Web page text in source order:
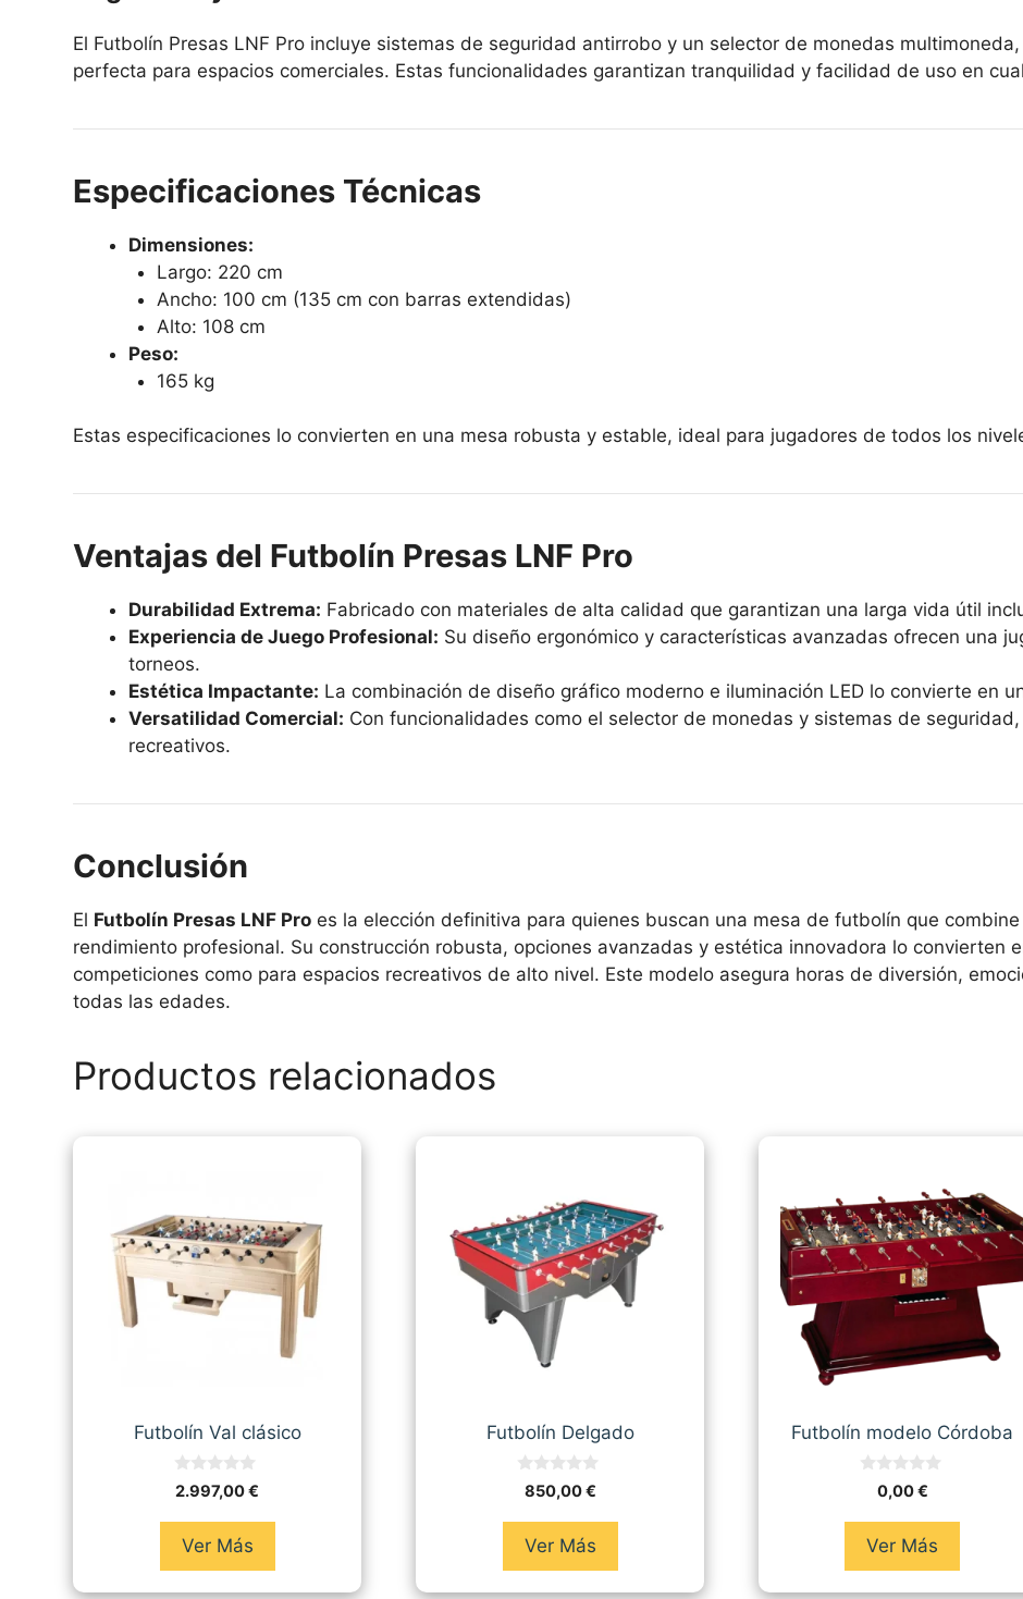
El Futbolín Presas LNF Pro incluye sistemas de seguridad antirrobo y un selector de monedas
perfecta para espacios comerciales. Estas funcionalidades garantizan tranquilidad y facilidad de uso en
Especificaciones Técnicas
Dimensiones:
Largo: 220 cm
Ancho: 100 cm (135 cm con barras extendidas)
Alto: 108 cm
Peso:
165 kg
Estas especificaciones lo convierten en una mesa robusta y estable, ideal para jugadores de todos los
Ventajas del Futbolín Presas LNF Pro
Durabilidad Extrema: Fabricado con materiales de alta calidad que garantizan una larga vida útil
Experiencia de Juego Profesional: Su diseño ergonómico y características avanzadas ofrecen una
torneos.
Estética Impactante: La combinación de diseño gráfico moderno e iluminación LED lo convierte en
Versatilidad Comercial: Con funcionalidades como el selector de monedas y sistemas de
recreativos.
Conclusión
El Futbolín Presas LNF Pro es la elección definitiva para quienes buscan una mesa de futbolín que
rendimiento profesional. Su construcción robusta, opciones avanzadas y estética innovadora lo convierten
competiciones como para espacios recreativos de alto nivel. Este modelo asegura horas de diversión,
todas las edades.
Productos relacionados
Futbolín Val clásico
0
d
2.997,00€
Ver Más
Futbolín Delgado
0
d850,00€
Ver Más
Futbolín modelo Córdoba
0,00€
Ver Más